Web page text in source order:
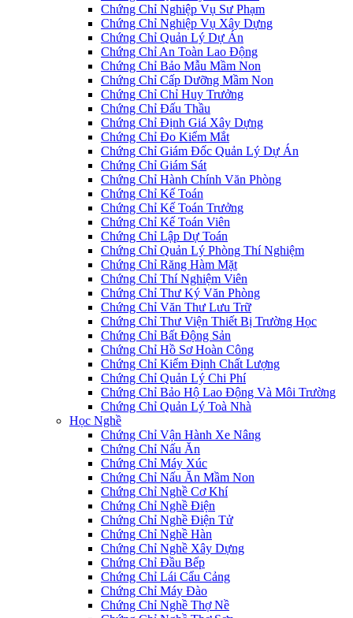
Chứng Chỉ Nghiệp Vụ Sư Phạm
Chứng Chỉ Nghiệp Vụ Xây Dựng
Chứng Chỉ Quản Lý Dự Án
Chứng Chỉ An Toàn Lao Động
Chứng Chỉ Bảo Mẫu Mầm Non
Chứng Chỉ Cấp Dưỡng Mầm Non
Chứng Chỉ Chỉ Huy Trưởng
Chứng Chỉ Đấu Thầu
Chứng Chỉ Định Giá Xây Dựng
Chứng Chỉ Đo Kiểm Mắt
Chứng Chỉ Giám Đốc Quản Lý Dự Án
Chứng Chỉ Giám Sát
Chứng Chỉ Hành Chính Văn Phòng
Chứng Chỉ Kế Toán
Chứng Chỉ Kế Toán Trưởng
Chứng Chỉ Kế Toán Viên
Chứng Chỉ Lập Dự Toán
Chứng Chỉ Quản Lý Phòng Thí Nghiệm
Chứng Chỉ Răng Hàm Mặt
Chứng Chỉ Thí Nghiệm Viên
Chứng Chỉ Thư Ký Văn Phòng
Chứng Chỉ Văn Thư Lưu Trữ
Chứng Chỉ Thư Viện Thiết Bị Trường Học
Chứng Chỉ Bất Động Sản
Chứng Chỉ Hồ Sơ Hoàn Công
Chứng Chỉ Kiểm Định Chất Lượng
Chứng Chỉ Quản Lý Chi Phí
Chứng Chỉ Bảo Hộ Lao Động Và Môi Trường
Chứng Chỉ Quản Lý Toà Nhà
Học Nghề
Chứng Chỉ Vận Hành Xe Nâng
Chứng Chỉ Nấu Ăn
Chứng Chỉ Máy Xúc
Chứng Chỉ Nấu Ăn Mầm Non
Chứng Chỉ Nghề Cơ Khí
Chứng Chỉ Nghề Điện
Chứng Chỉ Nghề Điện Tử
Chứng Chỉ Nghề Hàn
Chứng Chỉ Nghề Xây Dựng
Chứng Chỉ Đầu Bếp
Chứng Chỉ Lái Cẩu Cảng
Chứng Chỉ Máy Đào
Chứng Chỉ Nghề Thợ Nề